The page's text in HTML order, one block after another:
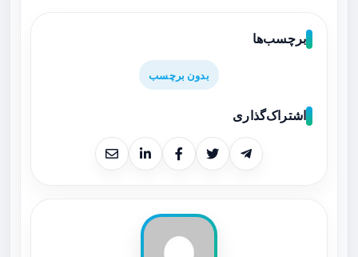
برچسب‌ها
بدون برچسب
اشتراک‌گذاری